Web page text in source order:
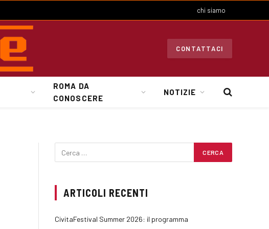
chi siamo
CONTATTACI
ROMA DA
CONOSCERE
NOTIZIE
ARTICOLI RECENTI
CivitaFestival Summer 2026: il programma